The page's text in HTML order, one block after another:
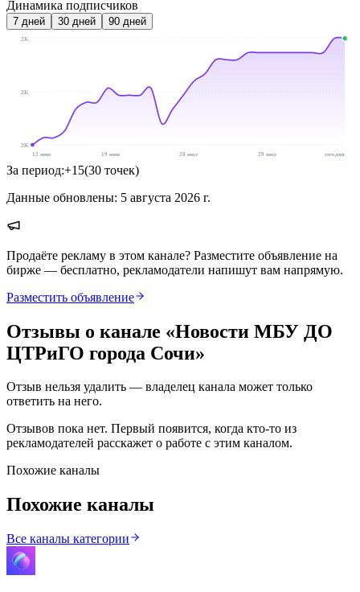
Динамика подписчиков
7 дней 30 дней 90 дней
2K
2K
2K
12 июн
19 июн 20 июл 29 июл сегодня
За период:+15(30 точек)
Данные обновлены: 5 августа 2026 г.
Продаёте рекламу в этом канале? Разместите объявление на
бирже — бесплатно, рекламодатели напишут вам напрямую.
Разместить объявление
Отзывы о канале «Новости МБУ ДО
ЦТРиГО города Сочи»
Отзыв нельзя удалить — владелец канала может только
ответить на него.
Отзывов пока нет. Первый появится, когда кто-то из
рекламодателей расскажет о работе с этим каналом.
Похожие каналы
Похожие каналы
Все каналы категории